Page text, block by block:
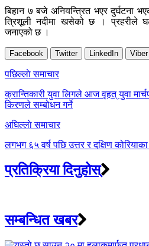
बिहान ७ बजे अनियन्त्रित भएर दुर्घटना
त्रिशूली नदीमा खसेको छ । प्रहरीले
जनाएको छ ।
Facebook Twitter LinkedIn Viber
Post
navigation
पछिल्लाे समाचार
क्रान्तिकारी युवा लिगले आज वृहत् युवा
किरणले सम्बोधन गर्ने
अघिल्लाे समाचार
लगभग ६५ वर्ष पछि उत्तर र दक्षिण
प्रतिक्रिया दिनुहोस्
सम्बन्धित खबर